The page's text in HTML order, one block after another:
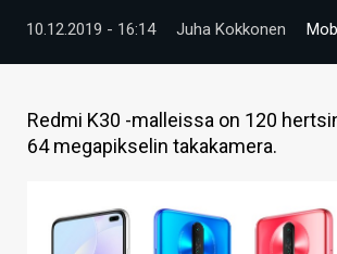
TECHBBS
HINTA.FI
VAIHDA TEEMA
10.12.2019 - 16:14 Juha Kokkonen
Redmi K30 -malleissa on 120
64 megapikselin takakamera.